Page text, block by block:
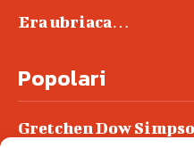
Era ubriaca…
Popolari
Gretchen Dow